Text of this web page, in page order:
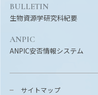
サイトマップ
BULLETIN
生物資源学研究科紀要
ANPIC
ANPIC安否情報システム